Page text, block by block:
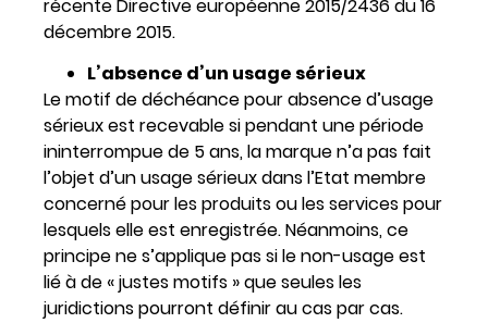
récente Directive européenne 2015/2436 du 16
décembre 2015.
L’absence d’un usage sérieux
Le motif de déchéance pour absence d’usage
sérieux est recevable si pendant une période
ininterrompue de 5 ans, la marque n’a pas fait
l’objet d’un usage sérieux dans l’Etat membre
concerné pour les produits ou les services pour
lesquels elle est enregistrée. Néanmoins, ce
principe ne s’applique pas si le non-usage est
lié à de « justes motifs » que seules les
juridictions pourront définir au cas par cas.